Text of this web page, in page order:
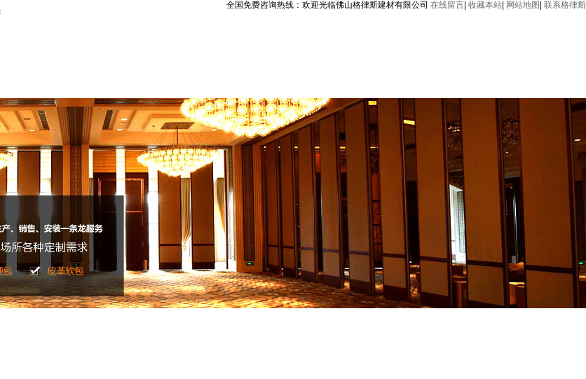
欢迎光临佛山格律斯建材有限公司 在线留言 收藏本站 网站地图 联系格律斯
全国免费咨询热线：